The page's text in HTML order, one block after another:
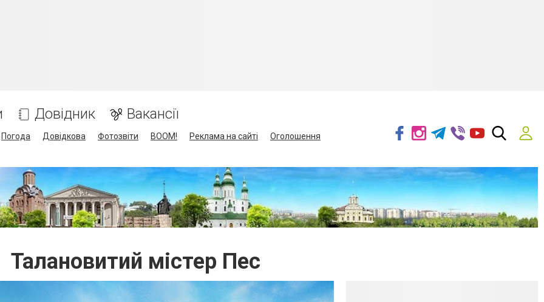
Довідник Вакансії
Погода Довідкова Фотозвіти BOOM! Реклама на сайті Оголошення
Талановитий містер Пес